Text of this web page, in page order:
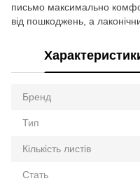
письмо максимально
від пошкоджень, а
Бренд
Тип
Кількість листів
Стать